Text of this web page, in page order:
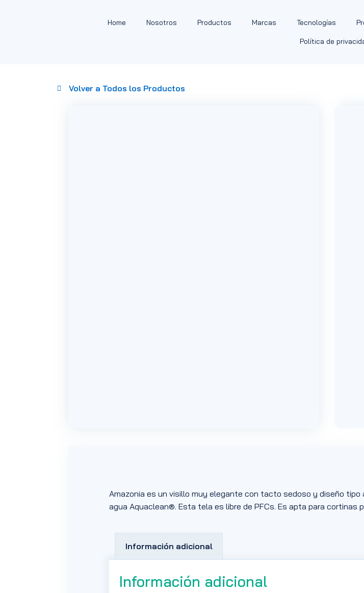
Home Nosotros Productos Marcas Tecnologías
Política de
Volver a Todos los Productos
Amazonia es un visillo muy elegante con tacto sedoso y diseño
agua Aquaclean®. Esta tela es libre de PFCs. Es apta para cortinas
Información adicional
Información adicional